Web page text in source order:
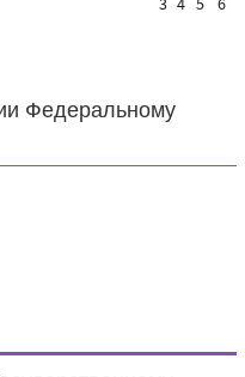
3 4 5 6
Федеральному